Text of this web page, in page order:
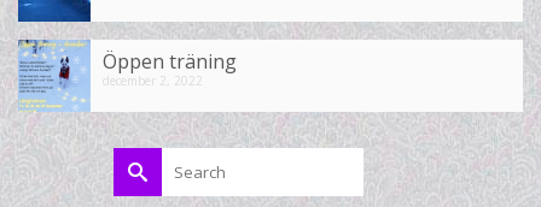
Öppen träning
december 2, 2022
Search
for: